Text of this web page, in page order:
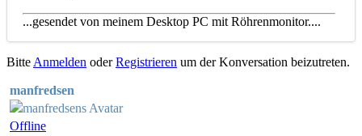
...gesendet von meinem Desktop PC mit Röhrenmonitor....
Bitte Anmelden oderRegistrieren um der Konversation beizutreten.
manfredsen
Offline